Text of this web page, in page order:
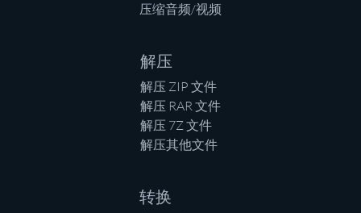
压缩音频/视频
解压
解压 ZIP 文件
解压 RAR 文件
解压 7Z 文件
解压其他文件
转换